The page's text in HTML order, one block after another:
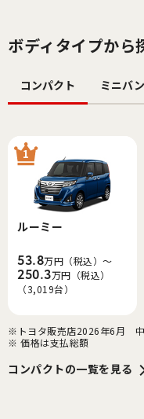
ボディタイプから
コンパクト ミニバン
1
ルーミー
53.8万円（税込）～
250.3万円（税込）
（3,019台）
※トヨタ販売店2026年6月　中
※ 価格は支払総額
コンパクトの一覧を見る